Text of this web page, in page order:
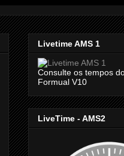
Livetime AMS 1
Consulte os tempos
Formual V10
LiveTime - AMS2